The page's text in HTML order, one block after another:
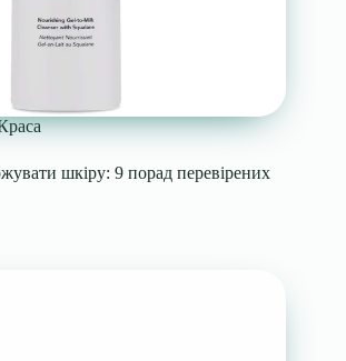
шкіру: 9 порад перевірених